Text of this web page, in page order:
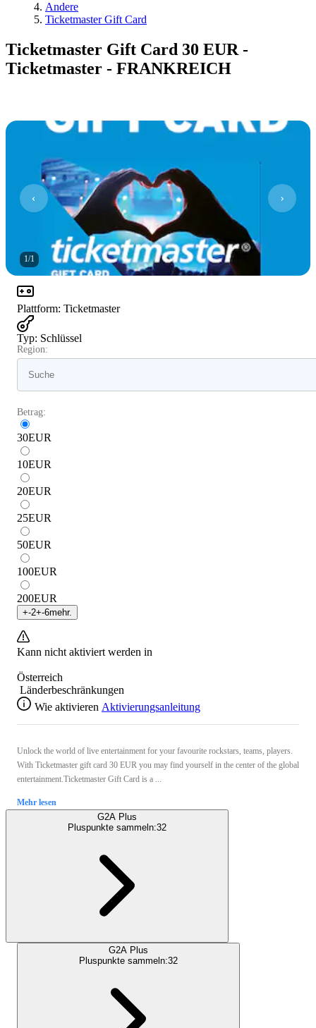
Andere
Ticketmaster Gift Card
Ticketmaster Gift Card 30 EUR -
Ticketmaster - FRANKREICH
1/1
Plattform: Ticketmaster
Typ: Schlüssel
Region:
Betrag:
30EUR
10EUR
20EUR
25EUR
50EUR
100EUR
200EUR
+-2+-6mehr.
Kann nicht aktiviert werden in
Österreich
Länderbeschränkungen
Wie aktivieren Aktivierungsanleitung
Unlock the world of live entertainment for your favourite rockstars, teams, players.
With Ticketmaster gift card 30 EUR you may find yourself in the center of the global
entertainment.Ticketmaster Gift Card is a ...
Mehr lesen
G2A Plus
Pluspunkte sammeln:32
G2A Plus
Pluspunkte sammeln:32